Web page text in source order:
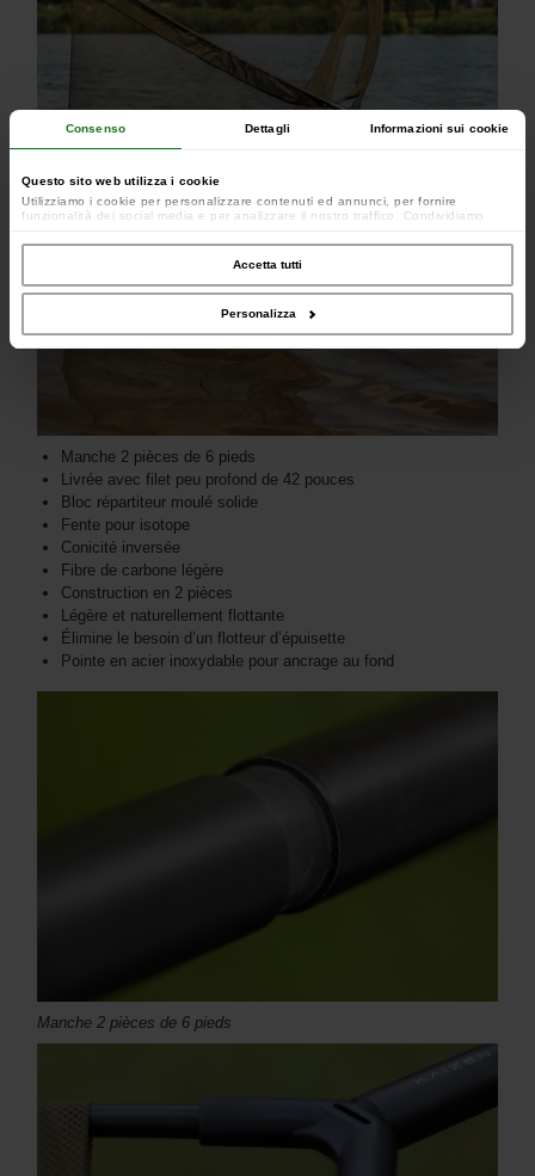
Consenso Dettagli Informazioni sui cookie
Questo sito web utilizza i cookie
Utilizziamo i cookie per personalizzare contenuti ed annunci, per fornire
funzionalità dei social media e per analizzare il nostro traffico. Condividiamo
occupano di analisi dei dati web, pubblicità e social media, i quali potrebbero
combinarle con altre informazioni che hai fornito loro o che hanno raccolto dal
Accetta tutti
Personalizza
Manche 2 pièces de 6 pieds
Livrée avec filet peu profond de 42 pouces
Bloc répartiteur moulé solide
Fente pour isotope
Conicité inversée
Fibre de carbone légère
Construction en 2 pièces
Légère et naturellement flottante
Élimine le besoin d’un flotteur d’épuisette
Pointe en acier inoxydable pour ancrage au fond
Manche 2 pièces de 6 pieds